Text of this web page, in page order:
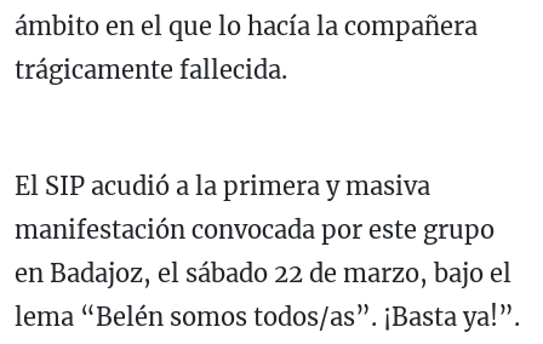
ámbito en el que lo hacía la compañera
trágicamente fallecida.
El SIP acudió a la primera y masiva
manifestación convocada por este grupo
en Badajoz, el sábado 22 de marzo, bajo el
lema “Belén somos todos/as”. ¡Basta ya!”.